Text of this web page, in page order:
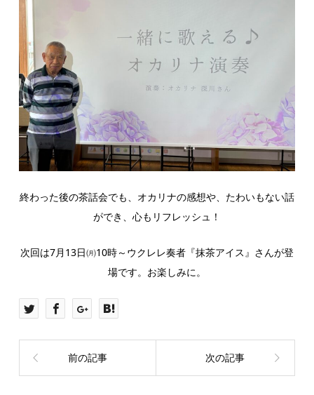
終わった後の茶話会でも、オカリナの感想や、たわいもない話
ができ、心もリフレッシュ！
次回は7月13日㈪10時～ウクレレ奏者『抹茶アイス』さんが登
場です。お楽しみに。
前の記事 次の記事